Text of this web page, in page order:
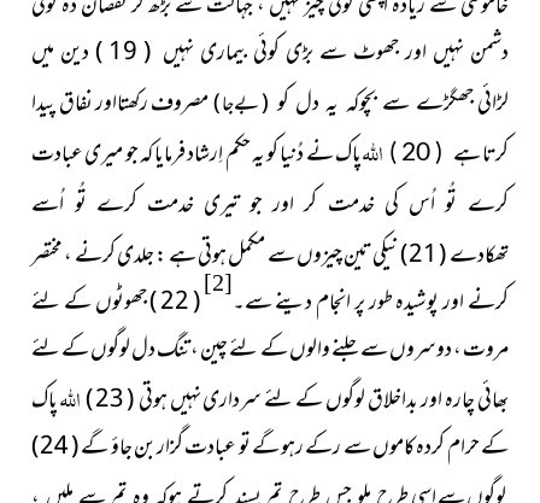
دشمن نہیں اور جھوٹ سے بڑی کوئی بیماری نہیں ( 19 ) دین میں
لڑائیجھگڑے سے بچوکہ یہ دل کو ( بےجا )مصروف رکھتااور نفاق پیدا
کرتاہے ( 20 ) اللہپاک نے دُنیا کو یہ حکم اِرشاد فرمایا کہ جو میری عبادت
کرے تُو اُس کی خدمت کر اور جو تیری خدمت کرے تُو اُسے
تھکادے
( 21 ) نیکی تین چیزوں سے مکمل ہوتی ہے : جلدی کرنے ، مختصر
کرنے اور پوشیدہ طور پر انجام دینے سے۔[2]
( 22 ) جھوٹوں کے لئے
مروت ، دوسروں سے جلنے والوں کے لئے چین ، تنگ دل لوگوں کے لئے
بھائی چارہ اور بداخلاق لوگوں کے لئے سرداری نہیں ہوتی ( 23 )
اللہپاک
کے حرام کردہ کاموں سے رکے رہو گے تو عبادت گزار بن جاؤ گے ( 24 )
طرح ملو جس طرح تم پسند کرتے ہوکہ وہ تم سے ملیں ،